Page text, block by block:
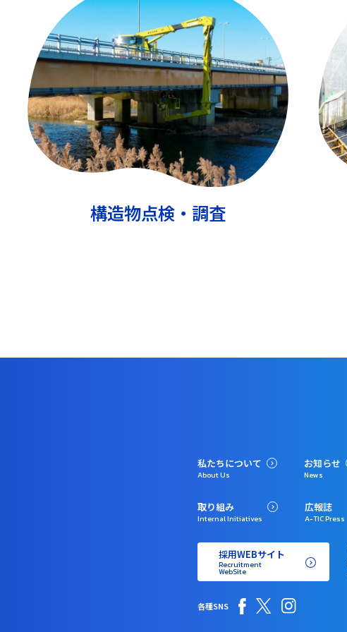
構造物点検・調査
私たちについて
About Us
お知らせ
News
取り組み
Internal Initiatives
広報誌
A-TIC Press
採用WEBサイト
Recruitment
WebSite
各種SNS